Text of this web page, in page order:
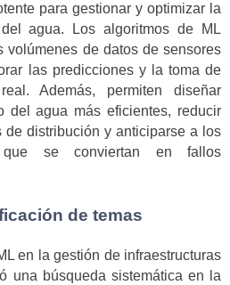
para gestionar y optimizar la
agua. Los algoritmos de ML
volúmenes de datos de sensores
las predicciones y la toma de
Además, permiten diseñar
del agua más eficientes, reducir
de distribución y anticiparse a los
se conviertan en fallos
de temas
en la gestión de infraestructuras
una búsqueda sistemática en la